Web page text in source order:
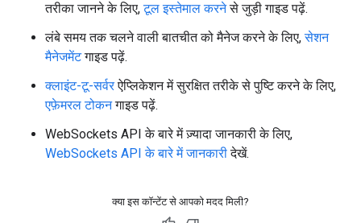
तरीका जानने के लिए,टूल इस्तेमाल करनेसे जुड़ी गाइड पढ़ें.
लंबे समय तक चलने वाली बातचीत को मैनेज करने के लिए,सेशन
मैनेजमेंटगाइड पढ़ें.
क्लाइंट-टू-सर्वरऐप्लिकेशन में सुरक्षित तरीके से पुष्टि करने के लिए,
एफ़ेमरल टोकनगाइड पढ़ें.
WebSockets API के बारे में ज़्यादा जानकारी के लिए,
WebSockets API के बारे में जानकारीदेखें.
क्या इस कॉन्टेंट से आपको मदद मिली?